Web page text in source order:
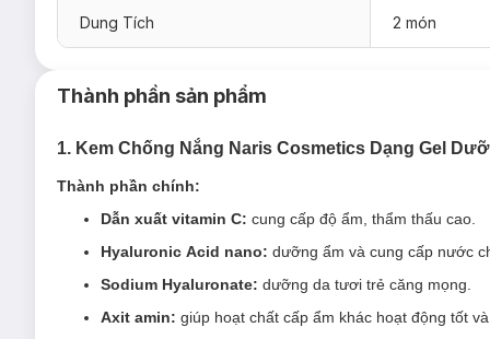
Loại da phù hợp:
Giải pháp cho tình trạng da:
Thường xuyên tiếp xúc ánh nắng mặt trời.
Muốn sử dụng kem chống nắng kết hợp dưỡng da và
Ưu thế nổi bật:
Dung Tích 2 món
Thành phần sản phẩm
1. Kem Chống Nắng Naris Cosmetics Dạng Gel
Thành phần chính:
Dẫn xuất vitamin C: cung cấp độ ẩm, thẩm thấu cao.
Hyaluronic Acid nano: dưỡng ẩm và cung cấp nước
Sodium Hyaluronate: dưỡng da tươi trẻ căng mọng.
Axit amin: giúp hoạt chất cấp ẩm khác hoạt động tốt